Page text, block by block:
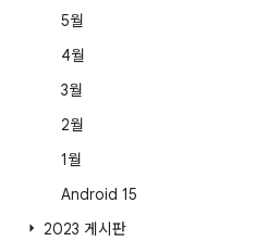
5월
4월
3월
2월
1월
Android 15
2023 게시판